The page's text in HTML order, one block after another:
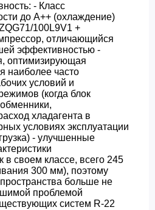
- Класс
до A++ (охлаждение)
100L9V1 +
отличающийся
эффективностью -
оптимизирующая
наиболее часто
условий и
(когда блок
хладагента в
условиях эксплуатации
- улучшенные
в своем классе, всего 245
300 мм), поэтому
больше не
проблемой
систем R-22